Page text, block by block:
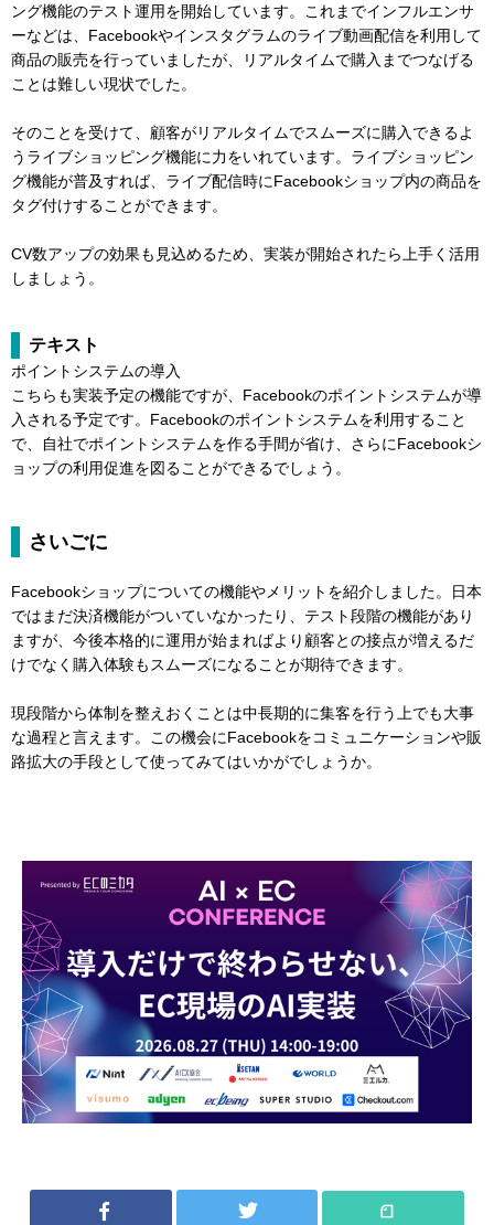
ング機能のテスト運用を開始しています。これまでインフルエンサ
ーなどは、Facebookやインスタグラムのライブ動画配信を利用して
商品の販売を行っていましたが、リアルタイムで購入までつなげる
ことは難しい現状でした。
そのことを受けて、顧客がリアルタイムでスムーズに購入できるよ
うライブショッピング機能に力をいれています。ライブショッピン
グ機能が普及すれば、ライブ配信時にFacebookショップ内の商品を
タグ付けすることができます。
CV数アップの効果も見込めるため、実装が開始されたら上手く活用
しましょう。
テキスト
ポイントシステムの導入
こちらも実装予定の機能ですが、Facebookのポイントシステムが導
入される予定です。Facebookのポイントシステムを利用すること
で、自社でポイントシステムを作る手間が省け、さらにFacebookシ
ョップの利用促進を図ることができるでしょう。
さいごに
Facebookショップについての機能やメリットを紹介しました。日本
ではまだ決済機能がついていなかったり、テスト段階の機能があり
ますが、今後本格的に運用が始まればより顧客との接点が増えるだ
けでなく購入体験もスムーズになることが期待できます。
現段階から体制を整えおくことは中長期的に集客を行う上でも大事
な過程と言えます。この機会にFacebookをコミュニケーションや販
路拡大の手段として使ってみてはいかがでしょうか。